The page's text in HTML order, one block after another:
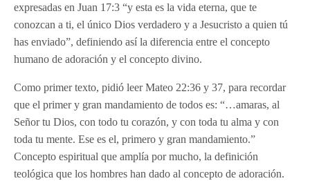
expresadas en Juan 17:3 “y esta es la vida eterna, que te
conozcan a ti, el único Dios verdadero y a Jesucristo a quien tú
has enviado”, definiendo así la diferencia entre el concepto
humano de adoración y el concepto divino.
Como primer texto, pidió leer Mateo 22:36 y 37, para recordar
que el primer y gran mandamiento de todos es: “…amaras, al
Señor tu Dios, con todo tu corazón, y con toda tu alma y con
toda tu mente. Ese es el, primero y gran mandamiento.”
Concepto espiritual que amplía por mucho, la definición
teológica que los hombres han dado al concepto de adoración.